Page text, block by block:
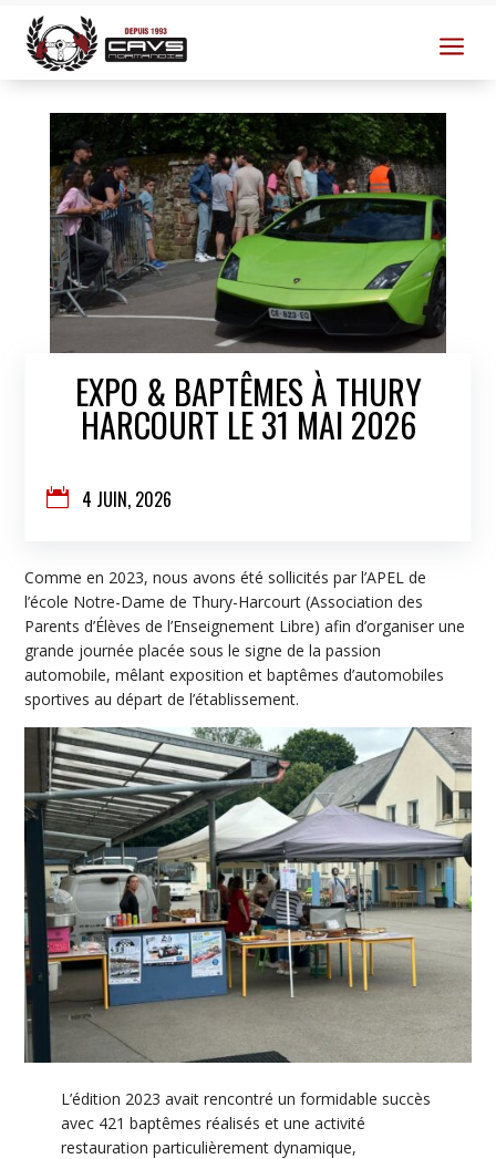
a
EXPO & BAPTÊMES À THURY
HARCOURT LE 31 MAI 2026
 4 JUIN, 2026
Comme en 2023, nous avons été sollicités par l’APEL de
l’école Notre-Dame de Thury-Harcourt (Association des
Parents d’Élèves de l’Enseignement Libre) afin d’organiser une
grande journée placée sous le signe de la passion
automobile, mêlant exposition et baptêmes d’automobiles
sportives au départ de l’établissement.
L’édition 2023 avait rencontré un formidable succès
avec 421 baptêmes réalisés et une activité
restauration particulièrement dynamique,